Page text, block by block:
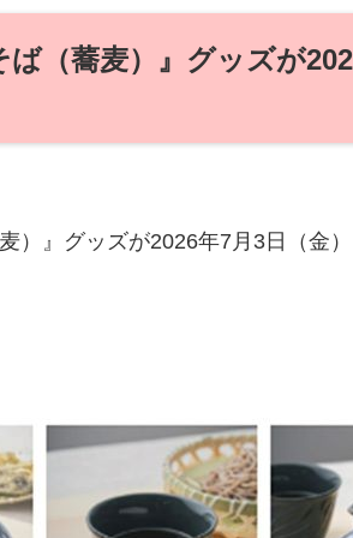
（蕎麦）』グッズが
）』グッズが2026年7月3日（金